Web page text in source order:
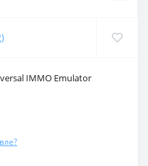
)
IMMO Emulator